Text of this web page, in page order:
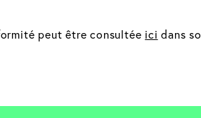
peut être consultée ici dans